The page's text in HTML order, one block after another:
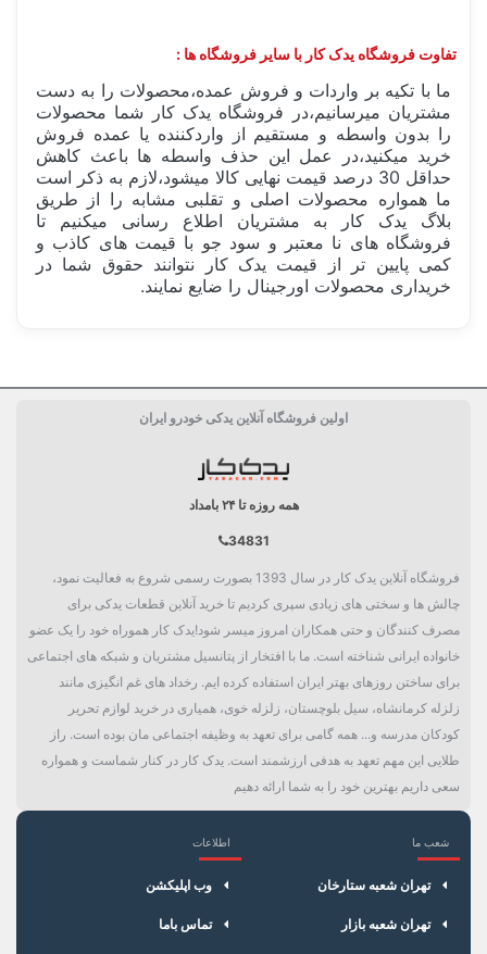
تفاوت فروشگاه یدک کار با سایر فروشگاه ها :
ما با تکیه بر واردات و فروش عمده،محصولات را به دست
مشتریان میرسانیم،در فروشگاه یدک کار شما محصولات
را بدون واسطه و مستقیم از واردکننده یا عمده فروش
خرید میکنید،در عمل این حذف واسطه ها باعث کاهش
حداقل 30 درصد قیمت نهایی کالا میشود،لازم به ذکر است
ما همواره محصولات اصلی و تقلبی مشابه را از طریق
بلاگ یدک کار به مشتریان اطلاع رسانی میکنیم تا
فروشگاه های نا معتبر و سود جو با قیمت های کاذب و
کمی پایین تر از قیمت یدک کار نتوانند حقوق شما در
خریداری محصولات اورجینال را ضایع نمایند.
تسمه
اولین فروشگاه آنلاین یدکی خودرو ایران
همه روزه تا ۲۴ بامداد
34831
فروشگاه آنلاین یدک کار در سال 1393 بصورت رسمی شروع به فعالیت نمود،
چالش ها و سختی های زیادی سپری کردیم تا خرید آنلاین قطعات یدکی برای
مصرف کنندگان و حتی همکاران امروز میسر شود!یدک کار هموراه خود را یک عضو
خانواده ایرانی شناخته است. ما با افتخار از پتانسیل مشتریان و شبکه های اجتماعی
برای ساختن روزهای بهتر ایران استفاده کرده ایم. رخداد های غم انگیزی مانند
زلزله کرمانشاه، سیل بلوچستان، زلزله خوی، همیاری در خرید لوازم تحریر
کودکان مدرسه و... همه گامی برای تعهد به وظیفه اجتماعی مان بوده است. راز
طلایی این مهم تعهد به هدفی ارزشمند است. یدک کار در کنار شماست و همواره
سعی داریم بهترین خود را به شما ارائه دهیم
شعب ما
تهران شعبه ستارخان
تهران شعبه بازار
اطلاعات
وب اپلیکشن
تماس باما
×